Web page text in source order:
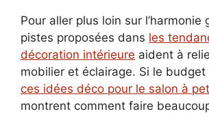
Pour aller plus loin sur l’harmonie
pistes proposées dans les
décoration intérieure aident à
mobilier et éclairage. Si le budget
ces idées déco pour le salon à
montrent comment faire